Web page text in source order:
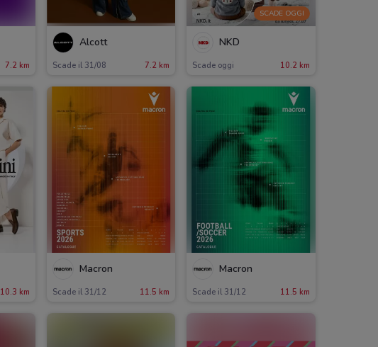
7.2 km
Alcott
Scade il 31/08 7.2 km
SCADE OGGI
NKD
Scade oggi 10.2 km
10.3 km
Macron
Scade il 31/12 11.5 km
Macron
Scade il 31/12 11.5 km